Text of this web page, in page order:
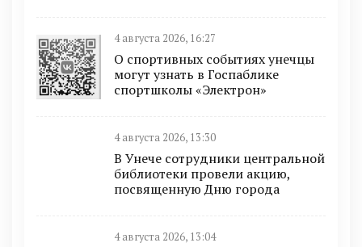
4 августа 2026, 16:27
О спортивных событиях унечцы
могут узнать в Госпаблике
спортшколы «Электрон»
4 августа 2026, 13:30
В Унече сотрудники центральной
библиотеки провели акцию,
посвященную Дню города
4 августа 2026, 13:04